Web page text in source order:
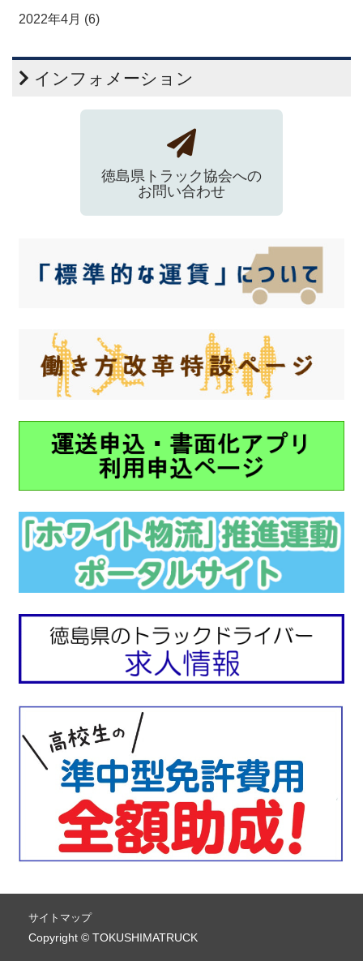
2022年4月 (6)
インフォメーション
徳島県トラック協会への
お問い合わせ
サイトマップ
Copyright © TOKUSHIMATRUCK